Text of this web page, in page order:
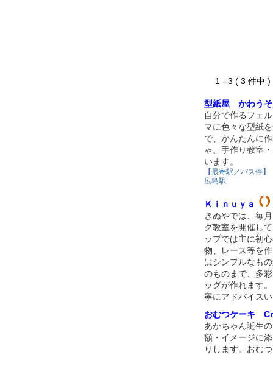
1 - 3 ( 3 件
型紙屋 かわうそ
自分で作るフェ
マに色々な型紙
で、かんたんに
ゃ、手作り教室
います。
【最寄駅／バス停】
広島駅
Ｋｉｎｕｙａ
きぬやでは、毎
グ教室を開催し
ップでは主に初
物、レース等を
はシンプルなも
のものまで、多
ッグが作れます
寧にアドバイス
おむつケーキ
あかちゃん誕生
額・イメージに
りします。おむ